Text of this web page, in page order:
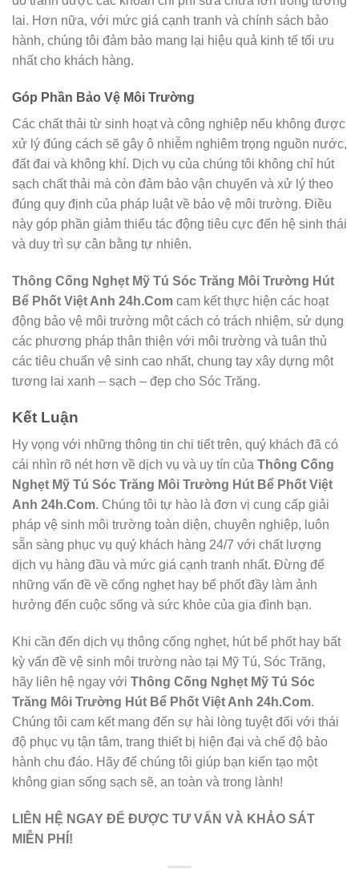
lai. Hơn nữa, với mức giá cạnh tranh và chính sách bảo
hành, chúng tôi đảm bảo mang lại hiệu quả kinh tế tối ưu
nhất cho khách hàng.
Góp Phần Bảo Vệ Môi Trường
Các chất thải từ sinh hoạt và công nghiệp nếu không được
xử lý đúng cách sẽ gây ô nhiễm nghiêm trọng nguồn nước,
đất đai và không khí. Dịch vụ của chúng tôi không chỉ hút
sạch chất thải mà còn đảm bảo vận chuyển và xử lý theo
đúng quy định của pháp luật về bảo vệ môi trường. Điều
này góp phần giảm thiểu tác động tiêu cực đến hệ sinh thái
và duy trì sự cân bằng tự nhiên.
Thông Cống Nghẹt Mỹ Tú Sóc Trăng Môi Trường Hút
Bể Phốt Việt Anh 24h.Com cam kết thực hiện các hoạt
động bảo vệ môi trường một cách có trách nhiệm, sử dụng
các phương pháp thân thiện với môi trường và tuân thủ
các tiêu chuẩn vệ sinh cao nhất, chung tay xây dựng một
tương lai xanh – sạch – đẹp cho Sóc Trăng.
Kết Luận
Hy vọng với những thông tin chi tiết trên, quý khách đã có
cái nhìn rõ nét hơn về dịch vụ và uy tín của Thông Cống
Nghẹt Mỹ Tú Sóc Trăng Môi Trường Hút Bể Phốt Việt
Anh 24h.Com. Chúng tôi tự hào là đơn vị cung cấp giải
pháp vệ sinh môi trường toàn diện, chuyên nghiệp, luôn
sẵn sàng phục vụ quý khách hàng 24/7 với chất lượng
dịch vụ hàng đầu và mức giá cạnh tranh nhất. Đừng để
những vấn đề về cống nghẹt hay bể phốt đầy làm ảnh
hưởng đến cuộc sống và sức khỏe của gia đình bạn.
Khi cần đến dịch vụ thông cống nghẹt, hút bể phốt hay bất
kỳ vấn đề vệ sinh môi trường nào tại Mỹ Tú, Sóc Trăng,
hãy liên hệ ngay với Thông Cống Nghẹt Mỹ Tú Sóc
Trăng Môi Trường Hút Bể Phốt Việt Anh 24h.Com.
Chúng tôi cam kết mang đến sự hài lòng tuyệt đối với thái
độ phục vụ tận tâm, trang thiết bị hiện đại và chế độ bảo
hành chu đáo. Hãy để chúng tôi giúp bạn kiến tạo một
không gian sống sạch sẽ, an toàn và trong lành!
LIÊN HỆ NGAY ĐỂ ĐƯỢC TƯ VẤN VÀ KHẢO SÁT
MIỄN PHÍ!